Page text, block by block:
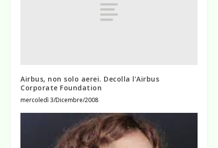
Airbus, non solo aerei. Decolla l’Airbus
Corporate Foundation
mercoledì 3/Dicembre/2008